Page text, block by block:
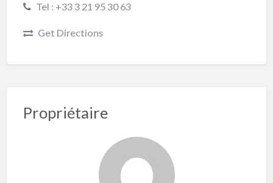
Tel : +33 3 21 95 30 63
Get Directions
Propriétaire